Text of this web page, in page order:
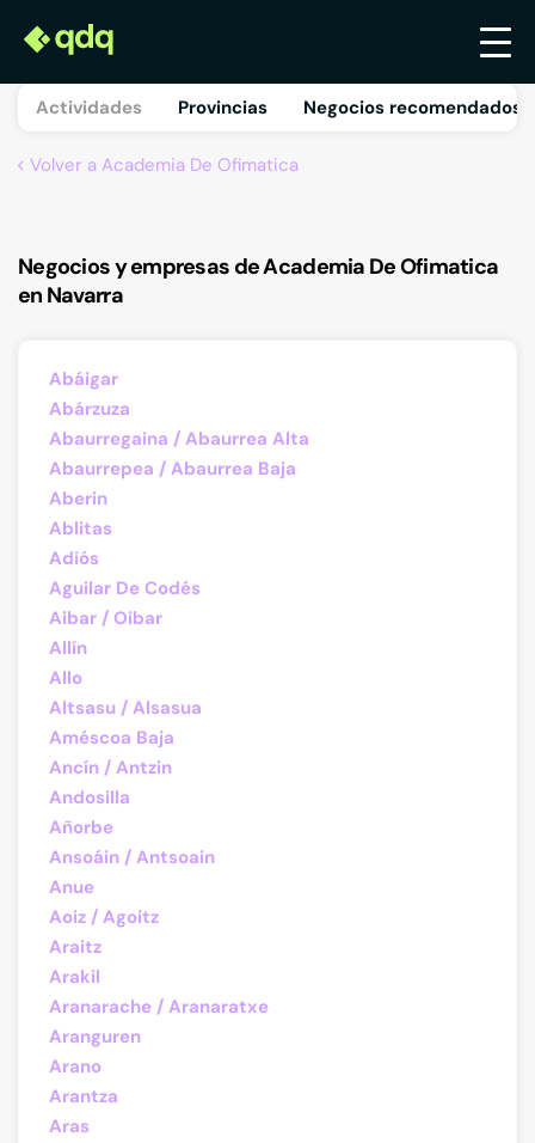
Actividades Provincias Negocios recomendados
Volver a Academia De Ofimatica
Negocios y empresas de Academia De Ofimatica
en Navarra
Abáigar
Abárzuza
Abaurregaina / Abaurrea Alta
Abaurrepea / Abaurrea Baja
Aberin
Ablitas
Adiós
Aguilar De Codés
Aibar / Oibar
Allín
Allo
Altsasu / Alsasua
Améscoa Baja
Ancín / Antzin
Andosilla
Añorbe
Ansoáin / Antsoain
Anue
Aoiz / Agoitz
Araitz
Arakil
Aranarache / Aranaratxe
Aranguren
Arano
Arantza
Aras